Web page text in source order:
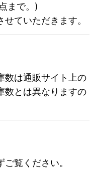
まで。)
ていただきます。
数は通販サイト上の
数とは異なりますの
ご覧ください。